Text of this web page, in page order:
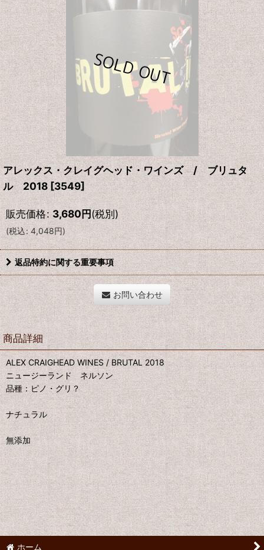
アレックス・クレイグヘッド・ワインズ / ブリュタ
ル 2018 [3549]
販売価格: 3,680円(税別)
(税込: 4,048円)
返品特約に関する重要事項
お問い合わせ
商品詳細
ALEX CRAIGHEAD WINES / BRUTAL 2018
ニュージーランド ネルソン
品種：ピノ・グリ？
ナチュラル
無添加
ホーム